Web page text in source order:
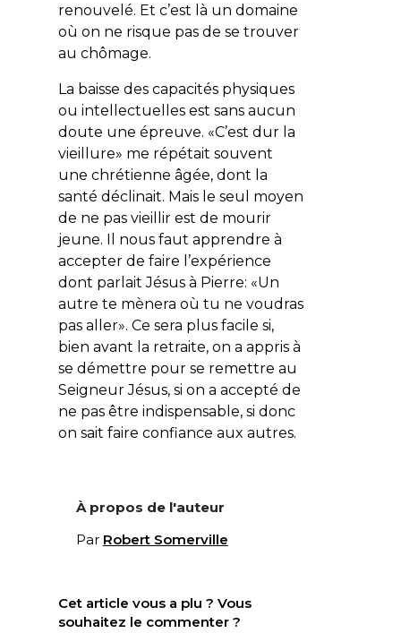
renouvelé. Et c’est là un domaine
où on ne risque pas de se trouver
au chômage.
La baisse des capacités physiques
ou intellectuelles est sans aucun
doute une épreuve. «C’est dur la
vieillure» me répétait souvent
une chrétienne âgée, dont la
santé déclinait. Mais le seul moyen
de ne pas vieillir est de mourir
jeune. Il nous faut apprendre à
accepter de faire l’expérience
dont parlait Jésus à Pierre: «Un
autre te mènera où tu ne voudras
pas aller». Ce sera plus facile si,
bien avant la retraite, on a appris à
se démettre pour se remettre au
Seigneur Jésus, si on a accepté de
ne pas être indispensable, si donc
on sait faire confiance aux autres.
À propos de l'auteur
Par Robert Somerville
Cet article vous a plu ? Vous
souhaitez le commenter ?